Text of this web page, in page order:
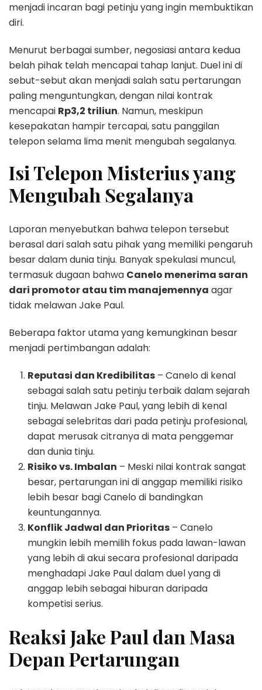
menjadi incaran bagi petinju yang ingin membuktikan
diri.
Menurut berbagai sumber, negosiasi antara kedua
belah pihak telah mencapai tahap lanjut. Duel ini di
sebut-sebut akan menjadi salah satu pertarungan
paling menguntungkan, dengan nilai kontrak
mencapai Rp3,2 triliun. Namun, meskipun
kesepakatan hampir tercapai, satu panggilan
telepon selama lima menit mengubah segalanya.
Isi Telepon Misterius yang
Mengubah Segalanya
Laporan menyebutkan bahwa telepon tersebut
berasal dari salah satu pihak yang memiliki pengaruh
besar dalam dunia tinju. Banyak spekulasi muncul,
termasuk dugaan bahwa Canelo menerima saran
dari promotor atau tim manajemennya agar
tidak melawan Jake Paul.
Beberapa faktor utama yang kemungkinan besar
menjadi pertimbangan adalah:
Reputasi dan Kredibilitas – Canelo di kenal
sebagai salah satu petinju terbaik dalam sejarah
tinju. Melawan Jake Paul, yang lebih di kenal
sebagai selebritas dari pada petinju profesional,
dapat merusak citranya di mata penggemar
dan dunia tinju.
Risiko vs. Imbalan – Meski nilai kontrak sangat
besar, pertarungan ini di anggap memiliki risiko
lebih besar bagi Canelo di bandingkan
keuntungannya.
Konflik Jadwal dan Prioritas – Canelo
mungkin lebih memilih fokus pada lawan-lawan
yang lebih di akui secara profesional daripada
menghadapi Jake Paul dalam duel yang di
anggap lebih sebagai hiburan daripada
kompetisi serius.
Reaksi Jake Paul dan Masa
Depan Pertarungan